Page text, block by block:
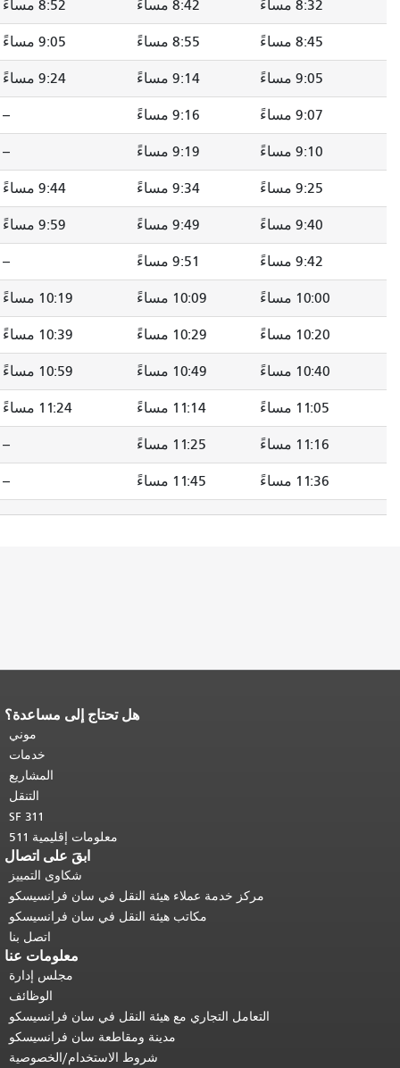
8:32 مساءً 8:42 مساءً 8:52 مساءً
8:45 مساءً 8:55 مساءً 9:05 مساءً
9:05 مساءً 9:14 مساءً 9:24 مساءً
9:07 مساءً 9:16 مساءً --
9:10 مساءً 9:19 مساءً --
9:25 مساءً 9:34 مساءً 9:44 مساءً
9:40 مساءً 9:49 مساءً 9:59 مساءً
9:42 مساءً 9:51 مساءً --
10:00 مساءً 10:09 مساءً 10:19 مساءً
10:20 مساءً 10:29 مساءً 10:39 مساءً
10:40 مساءً 10:49 مساءً 10:59 مساءً
11:05 مساءً 11:14 مساءً 11:24 مساءً
11:16 مساءً 11:25 مساءً --
11:36 مساءً 11:45 مساءً --
هل تحتاج إلى مساعدة؟
موني
خدمات
المشاريع
التنقل
SF 311
معلومات إقليمية 511
ابقَ على اتصال
شكاوى التمييز
مركز خدمة عملاء هيئة النقل في سان فرانسيسكو
مكاتب هيئة النقل في سان فرانسيسكو
اتصل بنا
معلومات عنا
مجلس إدارة
الوظائف
التعامل التجاري مع هيئة النقل في سان فرانسيسكو
مدينة ومقاطعة سان فرانسيسكو
شروط الاستخدام/الخصوصية